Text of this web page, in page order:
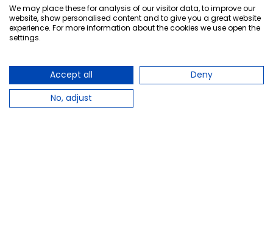
We may place these for analysis of our visitor data, to improve our
website, show personalised content and to give you a great website
experience. For more information about the cookies we use open the
settings.
Accept all
Deny
No, adjust